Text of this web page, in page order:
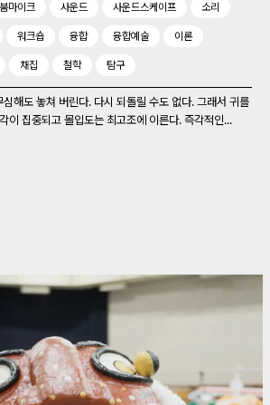
붐마이크 사운드 사운드스케이프 소리
워크숍 융합 융합예술 이론
채집 철학 탐구
해도 놓쳐 버린다. 다시 되돌릴 수도 없다. 그래서 귀를
이 집중되고 몰입도는 최고조에 이른다. 즉각적인...